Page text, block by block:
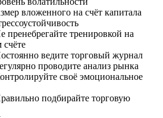
вложенного на счёт капитала
тренировкой на
счёте
ведите торговый журнал
проводите анализ рынка
своё эмоциональное
подбирайте торговую